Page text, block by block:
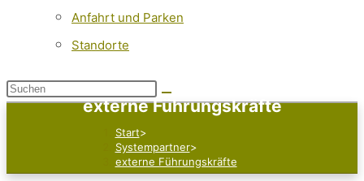
Anfahrt und Parken
Standorte
Diese
externe Führungskräfte
Start>
Systempartner>
externe Führungskräfte